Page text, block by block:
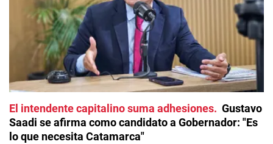
El intendente capitalino suma adhesiones
Gustavo
Saadi se afirma como candidato a Gobernador: "Es
lo que necesita Catamarca"